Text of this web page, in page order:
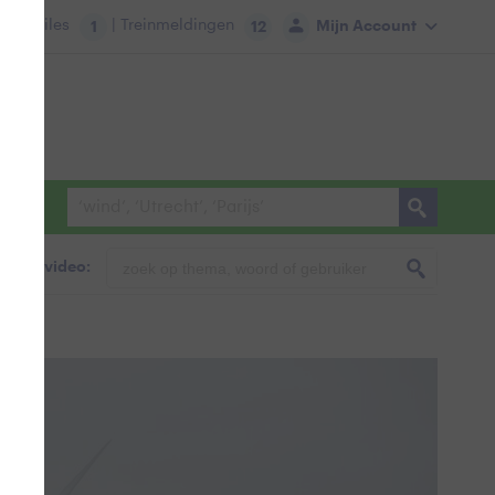
Mijn Account
Files 1 | Treinmeldingen 12
& video: